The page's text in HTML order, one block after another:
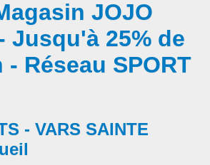
JOJO
Jusqu'à 25% de
Réseau SPORT
- VARS SAINTE